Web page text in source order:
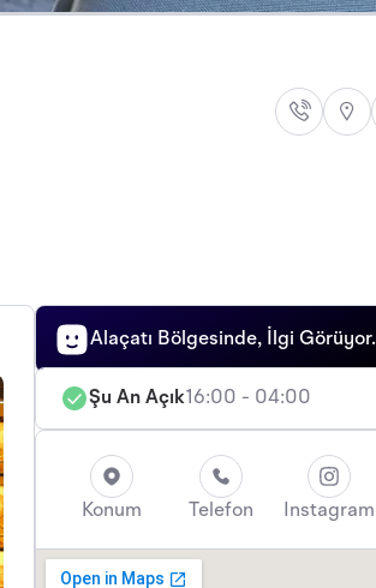
Alaçatı Bölgesinde, İlgi Görüyor.
Şu An Açık16:00 - 04:00
Konum Telefon Instagram